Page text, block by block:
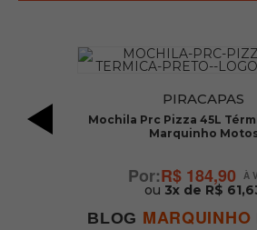
PIRACAPAS
Mochila Prc Pizza 45L
Marquinho
R$ 184,90
ou 3x de R$
BLOG MARQUINHO